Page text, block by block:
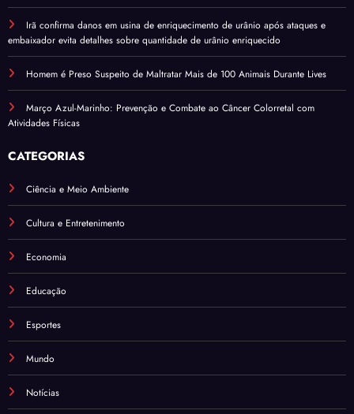
Irã confirma danos em usina de enriquecimento de urânio após ataques e
embaixador evita detalhes sobre quantidade de urânio enriquecido
Homem é Preso Suspeito de Maltratar Mais de 100 Animais Durante Lives
Março Azul-Marinho: Prevenção e Combate ao Câncer Colorretal com
Atividades Físicas
CATEGORIAS
Ciência e Meio Ambiente
Cultura e Entretenimento
Economia
Educação
Esportes
Mundo
Notícias